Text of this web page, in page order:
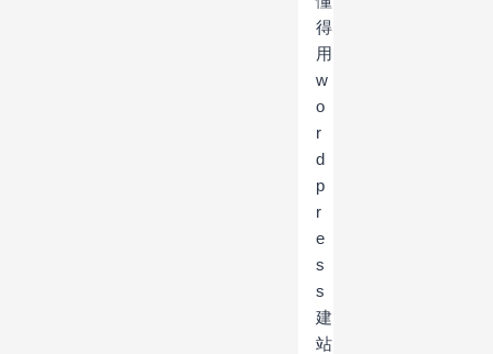
得
用
w
o
r
d
p
r
e
s
s
建
站